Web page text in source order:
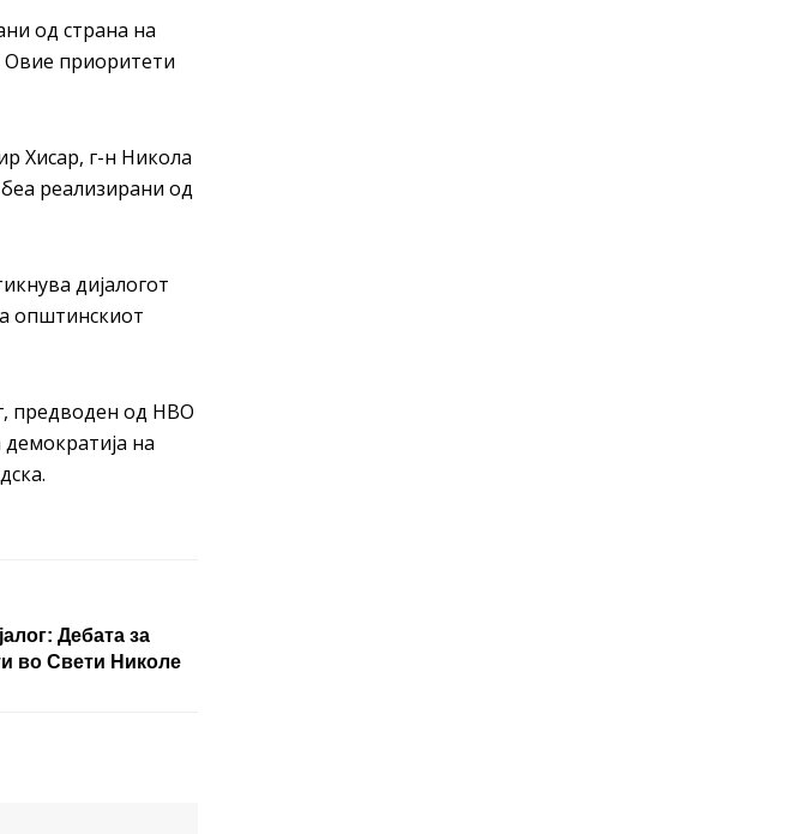
од страна на
Овие приоритети
Хисар, г-н Никола
реализирани од
дијалогот
општинскиот
предводен од НВО
на
Дебата за
во Свети Николе